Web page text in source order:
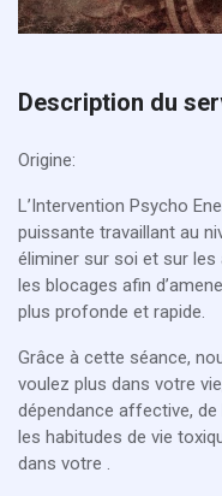
Description du
Origine:
L’Intervention Psycho
puissante travaillant au
éliminer sur soi et sur les
les blocages afin
plus profonde et rapide.
Grâce à cette séance,
voulez plus dans votre
dépendance affective,
les habitudes de vie
dans votre .